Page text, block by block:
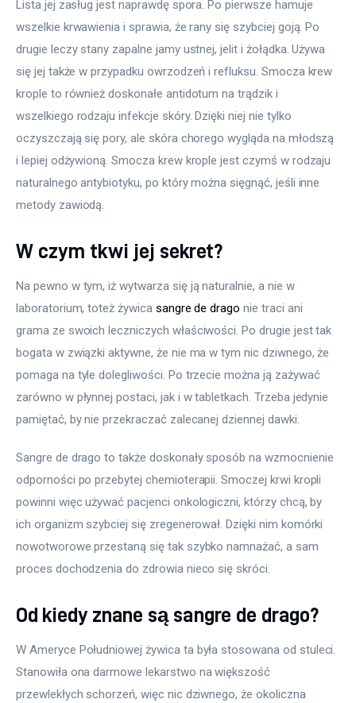
Lista jej zasług jest naprawdę spora. Po pierwsze hamuje
wszelkie krwawienia i sprawia, że rany się szybciej goją. Po
drugie leczy stany zapalne jamy ustnej, jelit i żołądka. Używa
się jej także w przypadku owrzodzeń i refluksu. Smocza krew
krople to również doskonałe antidotum na trądzik i
wszelkiego rodzaju infekcje skóry. Dzięki niej nie tylko
oczyszczają się pory, ale skóra chorego wygląda na młodszą
i lepiej odżywioną. Smocza krew krople jest czymś w rodzaju
naturalnego antybiotyku, po który można sięgnąć, jeśli inne
metody zawiodą.
W czym tkwi jej sekret?
Na pewno w tym, iż wytwarza się ją naturalnie, a nie w
laboratorium, toteż żywica sangre de drago nie traci ani
grama ze swoich leczniczych właściwości. Po drugie jest tak
bogata w związki aktywne, że nie ma w tym nic dziwnego, że
pomaga na tyle dolegliwości. Po trzecie można ją zażywać
zarówno w płynnej postaci, jak i w tabletkach. Trzeba jedynie
pamiętać, by nie przekraczać zalecanej dziennej dawki.
Sangre de drago to także doskonały sposób na wzmocnienie
odporności po przebytej chemioterapii. Smoczej krwi kropli
powinni więc używać pacjenci onkologiczni, którzy chcą, by
ich organizm szybciej się zregenerował. Dzięki nim komórki
nowotworowe przestaną się tak szybko namnażać, a sam
proces dochodzenia do zdrowia nieco się skróci.
Od kiedy znane są sangre de drago?
W Ameryce Południowej żywica ta była stosowana od stuleci.
Stanowiła ona darmowe lekarstwo na większość
przewlekłych schorzeń, więc nic dziwnego, że okoliczna